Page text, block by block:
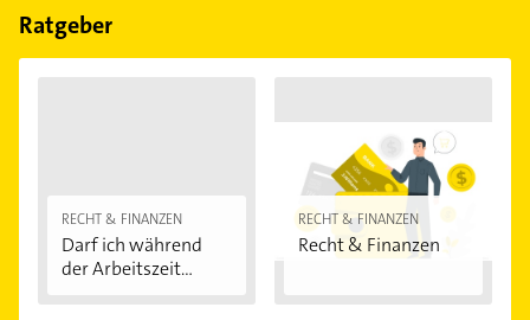
Feiertagen abweichen können.
Ratgeber
RECHT & FINANZEN
Darf ich während
der Arbeitszeit...
RECHT & FINANZEN
Recht & Finanzen